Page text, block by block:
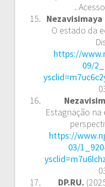
.
O estado da
https://
09/
Estagnação na
https://
03/
DP.RU.